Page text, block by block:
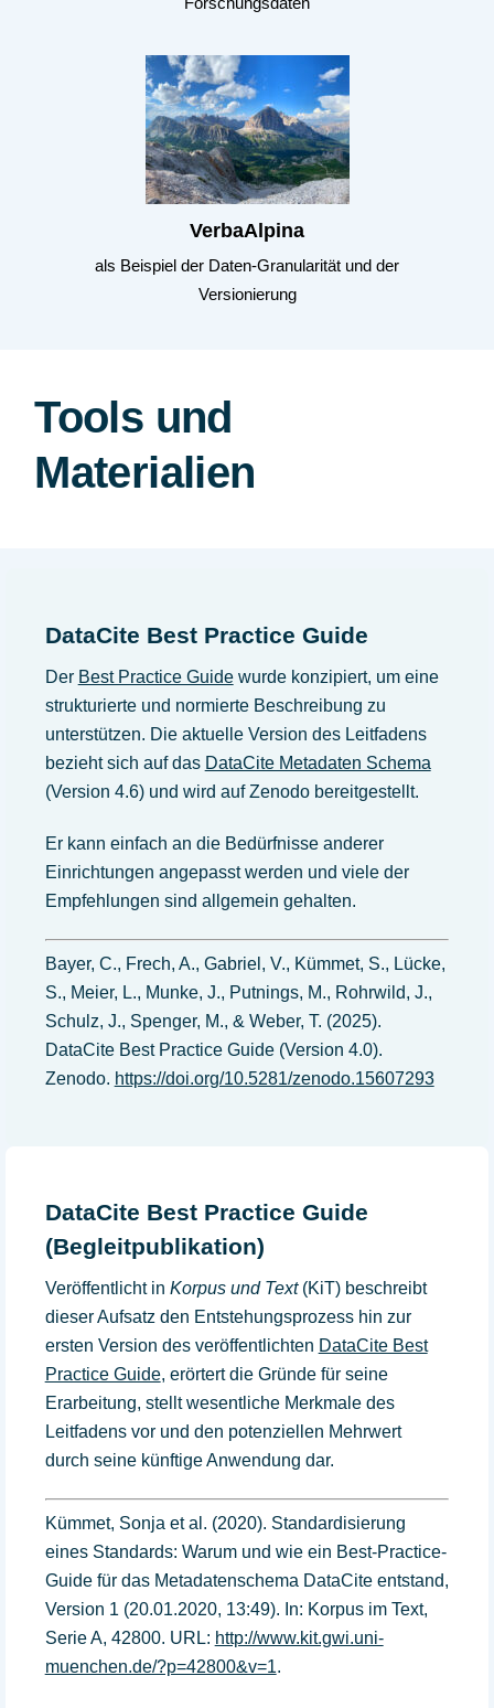
VerbaAlpina
als Beispiel der Daten-Granularität und der
Versionierung
Tools und
Materialien
DataCite Best Practice Guide
Der Best Practice Guidewurde konzipiert, um eine
strukturierte und normierte Beschreibung zu
unterstützen. Die aktuelle Version des Leitfadens
bezieht sich auf das DataCite Metadaten Schema
(Version 4.6) und wird auf Zenodo bereitgestellt.
Er kann einfach an die Bedürfnisse anderer
Einrichtungen angepasst werden und viele der
Empfehlungen sind allgemein gehalten.
Bayer, C., Frech, A., Gabriel, V., Kümmet, S., Lücke,
S., Meier, L., Munke, J., Putnings, M., Rohrwild, J.,
Schulz, J., Spenger, M., & Weber, T. (2025).
DataCite Best Practice Guide (Version 4.0).
Zenodo. https://doi.org/10.5281/zenodo.15607293
DataCite Best Practice Guide
(Begleitpublikation)
Veröffentlicht in Korpus und Text(KiT) beschreibt
dieser Aufsatz den Entstehungsprozess hin zur
ersten Version des veröffentlichten DataCite Best
Practice Guide, erörtert die Gründe für seine
Erarbeitung, stellt wesentliche Merkmale des
Leitfadens vor und den potenziellen Mehrwert
durch seine künftige Anwendung dar.
Kümmet, Sonja et al. (2020). Standardisierung
eines Standards: Warum und wie ein Best-Practice-
Guide für das Metadatenschema DataCite entstand,
Version 1 (20.01.2020, 13:49). In: Korpus im Text,
Serie A, 42800. URL: http://www.kit.gwi.uni-
muenchen.de/?p=42800&v=1.